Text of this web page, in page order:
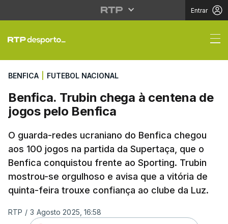
Entrar
Benfica. Trubin
BENFICA FUTEBOL NACIONAL
Benfica. Trubin chega à centena de
jogos pelo Benfica
O guarda-redes ucraniano do Benfica chegou
aos 100 jogos na partida da Supertaça, que o
Benfica conquistou frente ao Sporting. Trubin
mostrou-se orgulhoso e avisa que a vitória de
quinta-feira trouxe confiança ao clube da Luz.
RTP / 3 Agosto 2025, 16:58